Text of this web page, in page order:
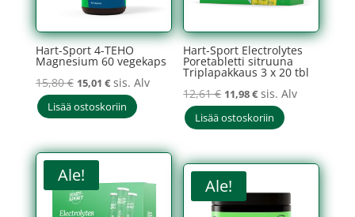
Hart-Sport 4-TEHO
Magnesium 60 vegekaps
15,80€ Alkuperäinen
hinta
oli:
15,80 €.
15,01 €Nykyinen
hinta
on:
15,01 €.
sis. Alv
Lisää ostoskoriin
Hart-Sport Electrolytes
Poretabletti sitruuna
Triplapakkaus 3 x 20 tbl
12,61€ Alkuperäinen
hinta
oli:
12,61 €.
11,98€Nykyinen
hinta
on:
11,98 €.
sis. Alv
Lisää ostoskoriin
Ale!
Ale!